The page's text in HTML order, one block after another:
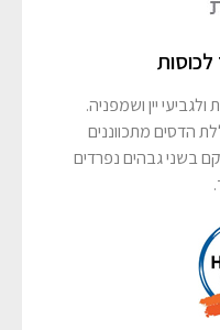
יין ושמפניה.
הדסים מתכווננים
בשני גבהים נפרדים